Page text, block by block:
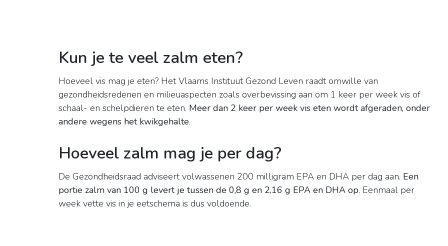
Kun je te veel zalm eten?
Hoeveel vis mag je eten? Het Vlaams Instituut Gezond Leven raadt omwille van
gezondheidsredenen en milieuaspecten zoals overbevissing aan om 1 keer per week vis of
schaal- en schelpdieren te eten. Meer dan 2 keer per week vis eten wordt afgeraden, onder
andere wegens het kwikgehalte.
Hoeveel zalm mag je per dag?
De Gezondheidsraad adviseert volwassenen 200 milligram EPA en DHA per dag aan. Een
portie zalm van 100 g levert je tussen de 0,8 g en 2,16 g EPA en DHA op. Eenmaal per
week vette vis in je eetschema is dus voldoende.